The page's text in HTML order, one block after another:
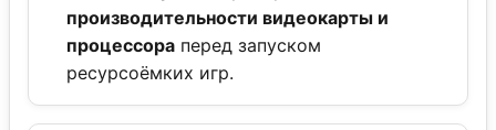
производительности видеокарты и
процессора перед запуском
ресурсоёмких игр.